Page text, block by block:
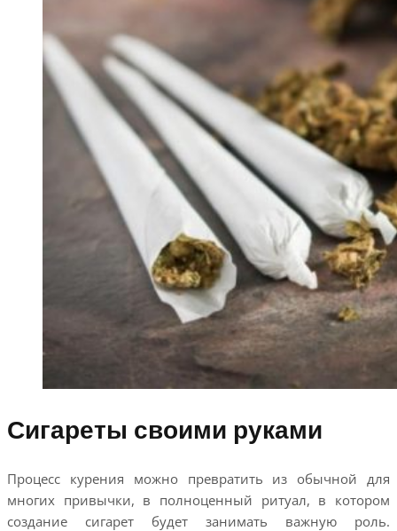
Сигареты своими руками
Процесс курения можно превратить из обычной для
многих привычки, в полноценный ритуал, в котором
создание сигарет будет занимать важную роль.